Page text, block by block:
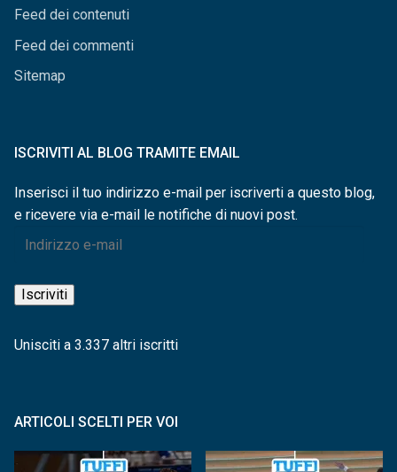
Feed dei contenuti
Feed dei commenti
Sitemap
ISCRIVITI AL BLOG TRAMITE EMAIL
Inserisci il tuo indirizzo e-mail per iscriverti a questo blog,
e ricevere via e-mail le notifiche di nuovi post.
Indirizzo
mail
Iscriviti
Unisciti a 3.337 altri iscritti
ARTICOLI SCELTI PER VOI